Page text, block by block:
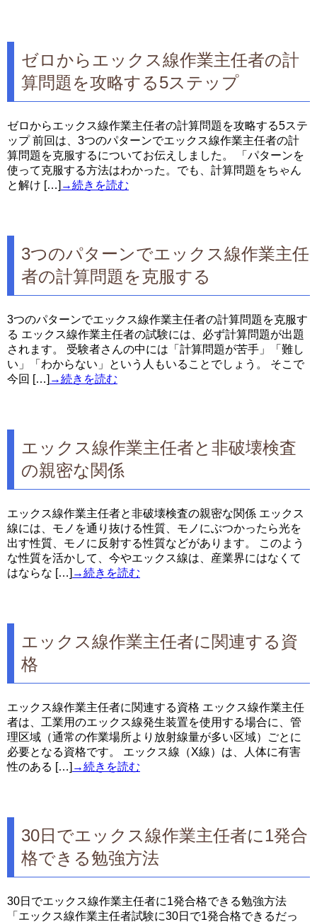
ゼロからエックス線作業主任者の計
算問題を攻略する5ステップ
ゼロからエックス線作業主任者の計算問題を攻略する5ステ
ップ 前回は、3つのパターンでエックス線作業主任者の計
算問題を克服するについてお伝えしました。 「パターンを
使って克服する方法はわかった。でも、計算問題をちゃん
と解け […] →続きを読む
3つのパターンでエックス線作業主任
者の計算問題を克服する
3つのパターンでエックス線作業主任者の計算問題を克服す
る エックス線作業主任者の試験には、必ず計算問題が出題
されます。 受験者さんの中には「計算問題が苦手」「難し
い」「わからない」という人もいることでしょう。 そこで
今回 […] →続きを読む
エックス線作業主任者と非破壊検査
の親密な関係
エックス線作業主任者と非破壊検査の親密な関係 エックス
線には、モノを通り抜ける性質、モノにぶつかったら光を
出す性質、モノに反射する性質などがあります。 このよう
な性質を活かして、今やエックス線は、産業界にはなくて
はならな […] →続きを読む
エックス線作業主任者に関連する資
格
エックス線作業主任者に関連する資格 エックス線作業主任
者は、工業用のエックス線発生装置を使用する場合に、管
理区域（通常の作業場所より放射線量が多い区域）ごとに
必要となる資格です。 エックス線（X線）は、人体に有害
性のある […] →続きを読む
30日でエックス線作業主任者に1発合
格できる勉強方法
30日でエックス線作業主任者に1発合格できる勉強方法
「エックス線作業主任者試験に30日で1発合格できるだっ